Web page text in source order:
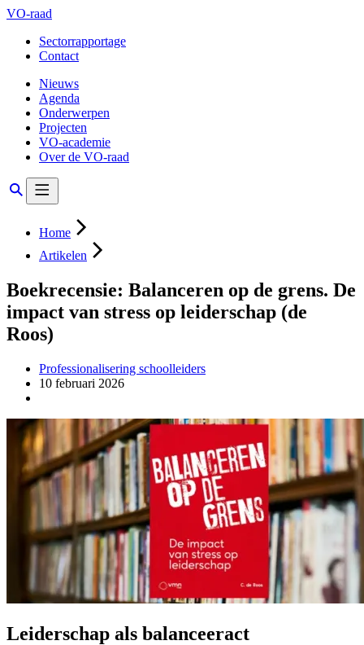
VO-raad
Sectorrapportage
Contact
Nieuws
Agenda
Onderwerpen
Projecten
VO-academie
Over de VO-raad
Home
Artikelen
Boekrecensie: Balanceren op de grens. De
impact van stress op leiderschap (de
Roos)
Professionalisering schoolleiders
10 februari 2026
Leiderschap als balanceeract